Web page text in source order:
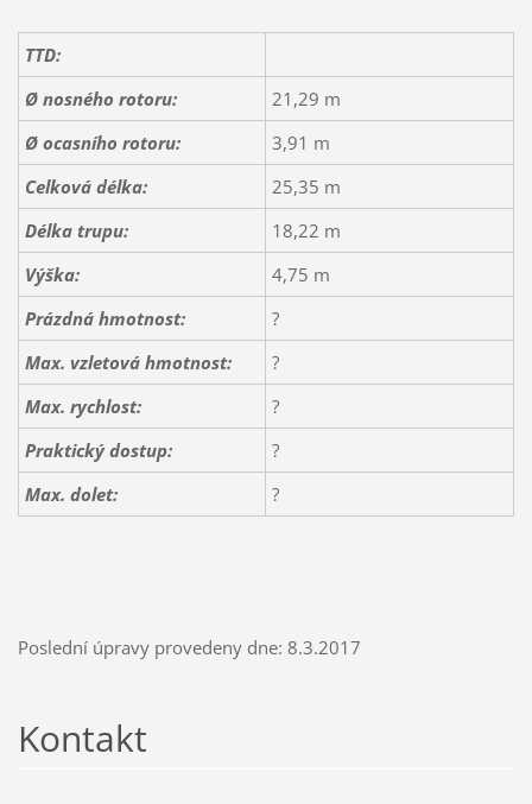
TTD:
Ø nosného rotoru:
21,29 m
Ø ocasního rotoru:
3,91 m
Celková délka:
25,35 m
Délka trupu:
18,22 m
Výška:
4,75 m
Prázdná hmotnost:
?
Max. vzletová hmotnost:
?
Max. rychlost:
?
Praktický dostup:
?
Max. dolet:
?
Poslední úpravy provedeny dne: 8.3.2017
Kontakt